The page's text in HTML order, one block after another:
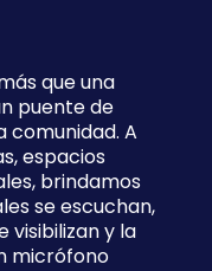
que una
puente de
comunidad. A
espacios
brindamos
se escuchan,
visibilizan y la
micrófono